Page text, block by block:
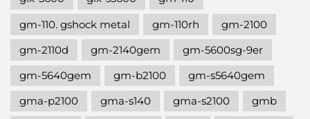
gm-110. gshock metal
gm-110rh
gm-2100
gm-2110d
gm-2140gem
gm-5600sg-9er
gm-5640gem
gm-b2100
gm-s5640gem
gma-p2100
gma-s140 gma-s2100
gmb